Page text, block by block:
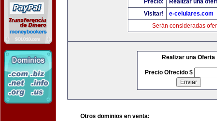
Precio:
Realizar una
Visitar!
e-celulares.com
Serán consideradas
Realizar una Oferta
Precio Ofrecido $
Otros dominios en venta: